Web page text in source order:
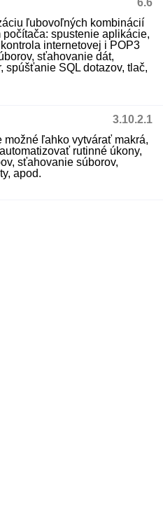
6.6
ľubovoľných kombinácií
spustenie aplikácie,
internetovej i POP3
sťahovanie dát,
spúšťanie SQL dotazov, tlač,
3.10.2.1
možné ľahko vytvárať makrá,
rutinné úkony,
sťahovanie súborov,
apod.